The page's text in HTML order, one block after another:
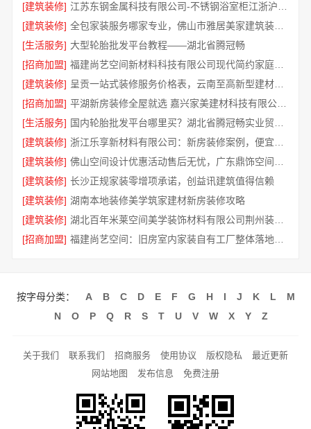
[建筑装修]
[建筑装修]
全包家装服务哪家专业，佛山市雅居美家建筑装饰工程有限公司
[生活服务] 大型轮胎批发平台教程——湖北省腾冠畅
[招商加盟]
福建尚艺空间新材料科技有限公司现代简约家庭装修免费设计整体落地
[建筑装修]
呈贡一站式装修服务价格表，云南至高新型建材有限公司
[招商加盟]
平湖新房装修全屋就选 嘉兴家美建材科技有限公司一站式服务
[生活服务]
[建筑装修]
[建筑装修]
[建筑装修] 长沙正规家装零增项承诺，创益讯建筑值得信赖
[建筑装修] 湖南本地装修美学筑家建材新房装修攻略
[建筑装修]
湖北百年米莱空间美学装饰材料有限公司荆州装修公司婚房装修设计
[招商加盟]
按字母分类： A B C D E F G H I J K L
M
N
O P Q R S T U V W X Y Z
关于我们 联系我们 招商服务 使用协议 版权隐私
最近更新
网站地图
发布信息 免费注册